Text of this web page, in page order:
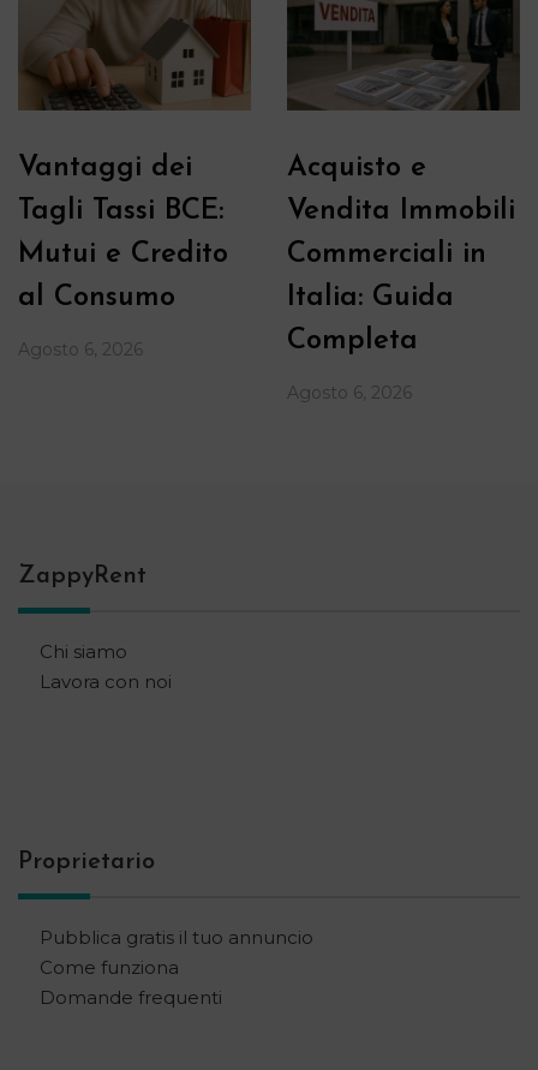
Vantaggi dei
Tagli Tassi BCE:
Mutui e Credito
al Consumo
Agosto 6, 2026
Acquisto e
Vendita Immobili
Commerciali in
Italia: Guida
Completa
Agosto 6, 2026
ZappyRent
Chi siamo
Lavora con noi
Proprietario
Pubblica gratis il tuo annuncio
Come funziona
Domande frequenti